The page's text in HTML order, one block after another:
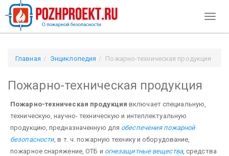
Главная Энциклопедия Пожарно-техническая продукция
Пожарно-техническая продукция
Пожарно-техническая продукция включает специальную,
техническую, научно- техническую и интеллектуальную
продукцию, предназначенную для обеспечения пожарной
безопасности, в т. ч. пожарную технику и оборудование,
пожарное снаряжение, ОТБ и огнезащитные вещества, средства